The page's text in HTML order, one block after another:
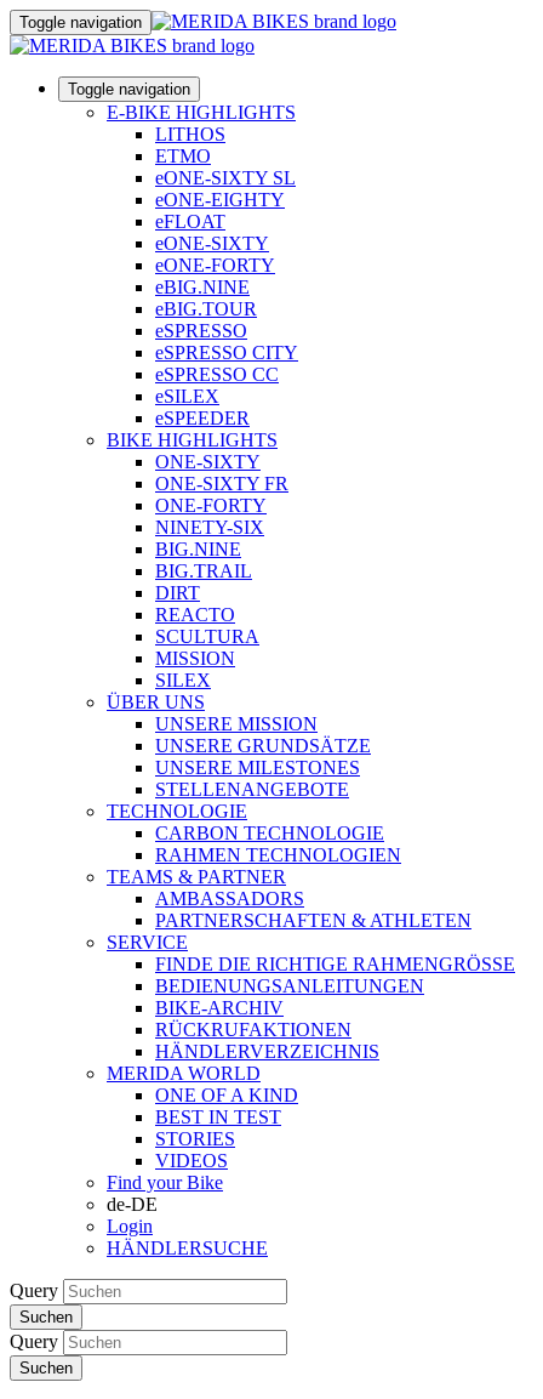
Toggle navigation
Toggle navigation
E-BIKE HIGHLIGHTS
LITHOS
ETMO
eONE-SIXTY SL
eONE-EIGHTY
eFLOAT
eONE-SIXTY
eONE-FORTY
eBIG.NINE
eBIG.TOUR
eSPRESSO
eSPRESSO CITY
eSPRESSO CC
eSILEX
eSPEEDER
BIKE HIGHLIGHTS
ONE-SIXTY
ONE-SIXTY FR
ONE-FORTY
NINETY-SIX
BIG.NINE
BIG.TRAIL
DIRT
REACTO
SCULTURA
MISSION
SILEX
ÜBER UNS
UNSERE MISSION
UNSERE GRUNDSÄTZE
UNSERE MILESTONES
STELLENANGEBOTE
TECHNOLOGIE
CARBON TECHNOLOGIE
RAHMEN TECHNOLOGIEN
TEAMS & PARTNER
AMBASSADORS
PARTNERSCHAFTEN & ATHLETEN
SERVICE
FINDE DIE RICHTIGE RAHMENGRÖSSE
BEDIENUNGSANLEITUNGEN
BIKE-ARCHIV
RÜCKRUFAKTIONEN
HÄNDLERVERZEICHNIS
MERIDA WORLD
ONE OF A KIND
BEST IN TEST
STORIES
VIDEOS
Find your Bike
de-DE
Login
HÄNDLERSUCHE
Query
Suchen
Query
Suchen